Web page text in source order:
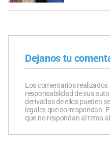
Dejanos tu
Los comentarios realizados
responsabilidad de sus
derivadas de ellos pueden
legales que correspondan.
que no respondan al tema